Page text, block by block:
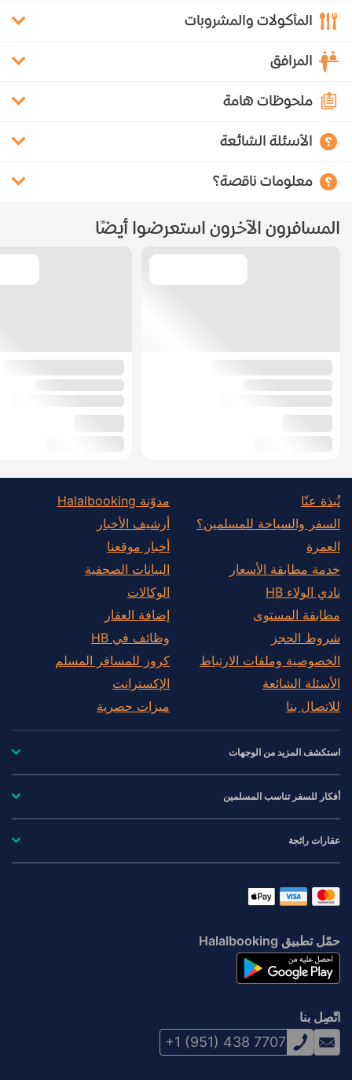
المأكولات والمشروبات
المرافق
ملحوظات هامة
الأسئلة الشائعة
معلومات ناقصة؟
المسافرون الآخرون استعرضوا أيضًا
نُبذة عنّا
السفر والسياحة للمسلمين؟
العمرة
خدمة مطابقة الأسعار
نادي الولاء HB
مطابقة المستوى
شروط الحجز
الخصوصية وملفات الارتباط
الأسئلة الشائعة
للاتصال بنا
مدوّنة Halalbooking
أرشيف الأخبار
أخبار موقعنا
البيانات الصحفية
الوكالات
إضافة العقار
وظائف في HB
كروز للمسافر المسلم
الإكسترانت
ميزات حصرية
استكشف المزيد من الوجهات
أفكار للسفر تناسب المسلمين
عقارات رائجة
حمّل تطبيق Halalbooking
اتّصِل بنا
+1 (951) 438 7707